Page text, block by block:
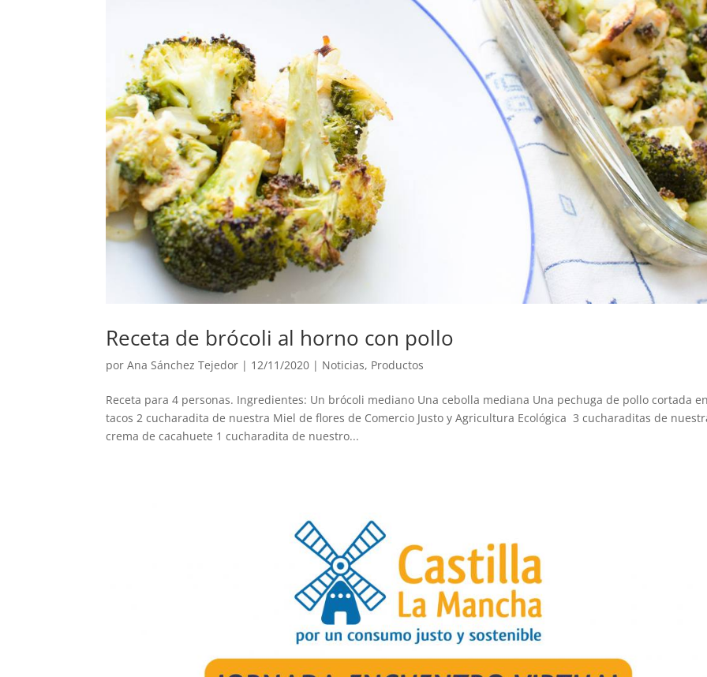
Receta de brócoli al horno con pollo
porAna Sánchez Tejedor | 12/11/2020 | Noticias, Productos
Receta para 4 personas. Ingredientes: Un brócoli mediano Una cebolla mediana Una pechuga de pollo cortada
tacos 2 cucharadita de nuestra Miel de flores de Comercio Justo y Agricultura Ecológica 3 cucharaditas de
crema de cacahuete 1 cucharadita de nuestro...